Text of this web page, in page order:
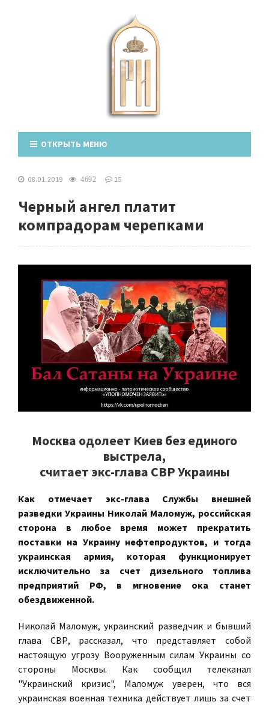
ОТКРЫТЬ МЕНЮ
08.01.2019 4692 15
Черный ангел платит
компрадорам черепками
Москва одолеет Киев без единого
выстрела,
считает экс-глава СВР Украины
Как отмечает экс-глава Службы внешней
разведки Украины Николай Маломуж, российская
сторона в любое время может прекратить
поставки на Украину нефтепродуктов, и тогда
украинская армия, которая функционирует
исключительно за счет дизельного топлива
предприятий РФ, в мгновение ока станет
обездвиженной.
Николай Маломуж, украинский разведчик и бывший
глава СВР, рассказал, что представляет собой
настоящую угрозу Вооруженным силам Украины со
стороны Москвы. Как сообщил телеканал
"Украинский кризис", Маломуж уверен, что вся
украинская военная техника действует лишь за счет